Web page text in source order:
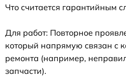
Что считается гарантийным
Для работ: Повторное
который напрямую связан с
ремонта (например,
запчасти).